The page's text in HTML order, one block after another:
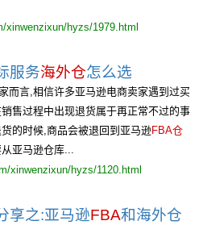
xinwenzixun/hyzs/1979.html
服务海外仓怎么选
而言,相信许多亚马逊电商卖家遇到过买
售过程中出现退货属于再正常不过的事
的时候,商品会被退回到亚马逊FBA仓
亚马逊仓库...
xinwenzixun/hyzs/1120.html
享之:亚马逊FBA和海外仓